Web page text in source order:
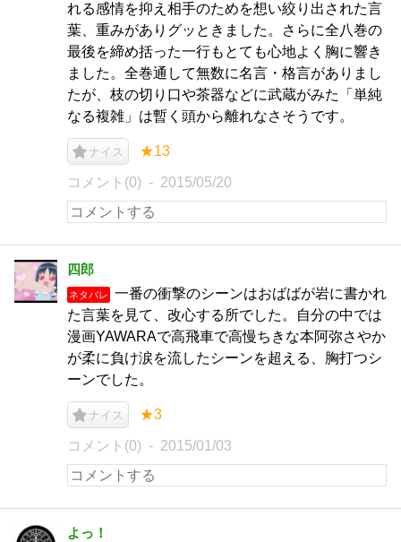
れる感情を抑え相手のためを想い絞り出された言
葉、重みがありグッときました。さらに全八巻の
最後を締め括った一行もとても心地よく胸に響き
ました。全巻通して無数に名言・格言がありまし
たが、枝の切り口や茶器などに武蔵がみた「単純
なる複雑」は暫く頭から離れなさそうです。
ナイス ★13
コメント(0) 2015/05/20
四郎
ネタバレ
一番の衝撃のシーンはおばばが岩に書かれ
た言葉を見て、改心する所でした。自分の中では
漫画YAWARAで高飛車で高慢ちきな本阿弥さやか
が柔に負け涙を流したシーンを超える、胸打つシ
ーンでした。
ナイス ★3
コメント(0) 2015/01/03
よっ！